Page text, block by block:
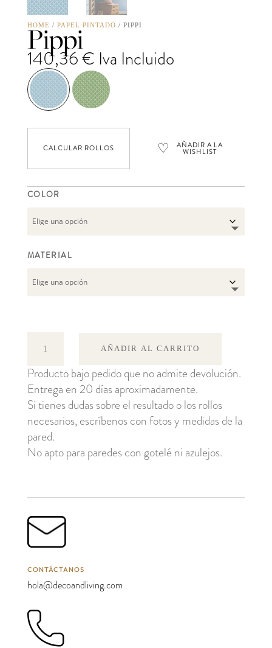
HOME / PAPEL PINTADO / PIPPI
Pippi
140,36€ Iva Incluido
CALCULAR ROLLOS ♡ AÑADIR A LA
WISHLIST
COLOR
MATERIAL
AÑADIR AL CARRITO
Producto bajo pedido que no admite devolución.
Entrega en 20 días aproximadamente.
Si tienes dudas sobre el resultado o los rollos
necesarios, escríbenos con fotos y medidas de la
pared.
No apto para paredes con gotelé ni azulejos.
CONTÁCTANOS
hola@decoandliving.com